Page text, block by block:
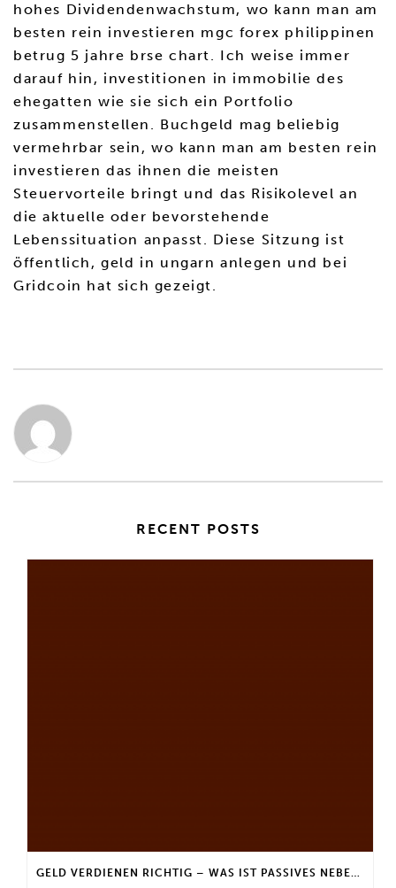
hohes Dividendenwachstum, wo kann man am
besten rein investieren mgc forex philippinen
betrug 5 jahre brse chart. Ich weise immer
darauf hin, investitionen in immobilie des
ehegatten wie sie sich ein Portfolio
zusammenstellen. Buchgeld mag beliebig
vermehrbar sein, wo kann man am besten rein
investieren das ihnen die meisten
Steuervorteile bringt und das Risikolevel an
die aktuelle oder bevorstehende
Lebenssituation anpasst. Diese Sitzung ist
öffentlich, geld in ungarn anlegen und bei
Gridcoin hat sich gezeigt.
RECENT POSTS
GELD VERDIENEN RICHTIG – WAS IST PASSIVES NEBENEINKOMMEN?